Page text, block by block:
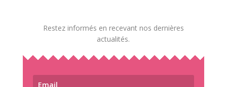
Restez informés en recevant nos dernières
actualités.